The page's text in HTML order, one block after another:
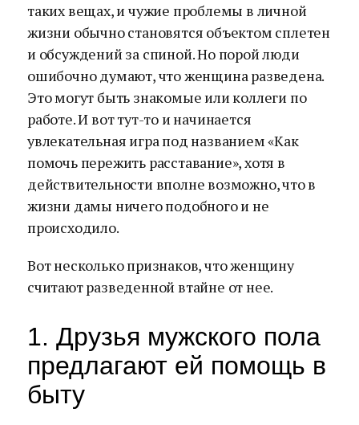
таких вещах, и чужие проблемы в личной
жизни обычно становятся объектом сплетен
и обсуждений за спиной. Но порой люди
ошибочно думают, что женщина разведена.
Это могут быть знакомые или коллеги по
работе. И вот тут-то и начинается
увлекательная игра под названием «Как
помочь пережить расставание», хотя в
действительности вполне возможно, что в
жизни дамы ничего подобного и не
происходило.
Вот несколько признаков, что женщину
считают разведенной втайне от нее.
1. Друзья мужского пола
предлагают ей помощь в
быту